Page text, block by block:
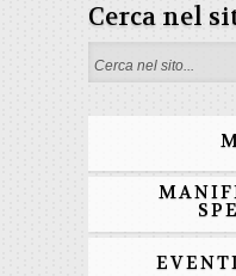
Cerca nel
Form di